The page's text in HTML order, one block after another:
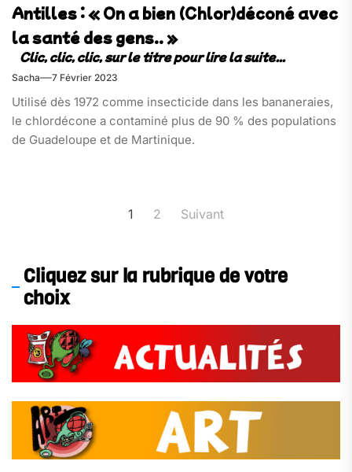
Antilles : « On a bien (Chlor)déconé avec
la santé des gens.. »
Sacha 7 Février 2023
Utilisé dès 1972 comme insecticide dans les bananeraies,
le chlordécone a contaminé plus de 90 % des populations
de Guadeloupe et de Martinique.
1 2 Suivant
Cliquez sur la rubrique de votre
choix